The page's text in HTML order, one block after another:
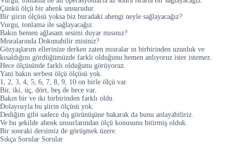
Çünkü ölçü bir ahenk unsurudur.
Bir şiirin ölçüsü yoksa biz buradaki ahengi neyle sağlayacağız?
Vurgu, tonlama ile sağlayacağız.
Bakın hemen ağlasam sesimi duyar mısınız?
Mısralarında Dokunabilir misiniz?
Gözyaşlarım ellerinize derken zaten mısralar ın birbirinden uzunluk ve
kısaldığını gördüğümüzde farklı olduğunu hemen anlıyoruz ister istemez.
Hece ölçüsünde farklı olduğunu görüyoruz.
Yani bakın serbest ölçü ölçüsü yok.
1, 2, 3, 4, 5, 6, 7, 8, 9, 10 on birle ölçü var.
Bir, iki, üç, dört, beş de hece var.
Bakın bir ve iki birbirinden farklı oldu.
Dolayısıyla bu şiirin ölçüsü yok.
Dediğim gibi sadece dış görünüşüne bakarak da bunu anlayabiliriz.
Ve bu şekilde ahenk unsurlarından ölçü konusunu bitirmiş olduk.
Bir sonraki dersimiz de görüşmek üzere.
Sıkça Sorular Sorular